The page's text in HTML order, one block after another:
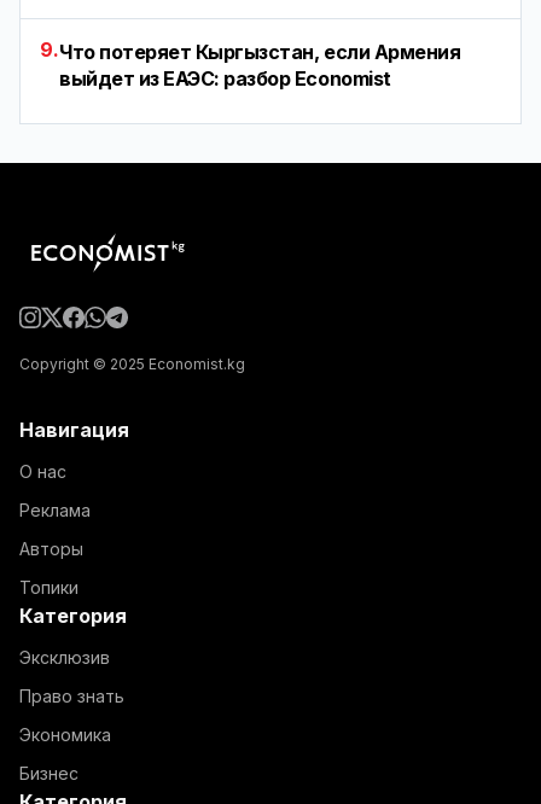
9.Что потеряет Кыргызстан, если Армения
выйдет из ЕАЭС: разбор Economist
Copyright © 2025 Economist.kg
Навигация
О нас
Реклама
Авторы
Топики
Категория
Эксклюзив
Право знать
Экономика
Бизнес